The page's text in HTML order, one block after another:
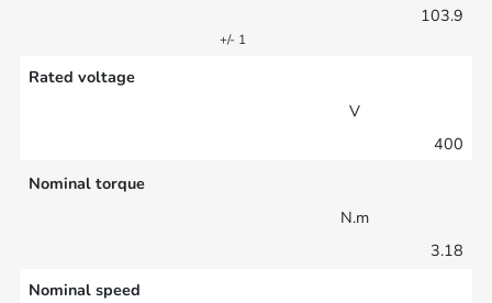
103.9
+/- 1
Rated voltage
V
400
Nominal torque
N.m
3.18
Nominal speed